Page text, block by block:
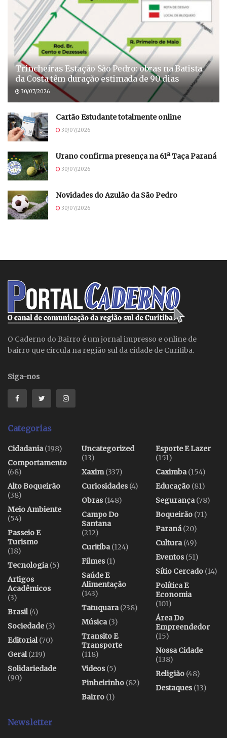
Trincheiras Estação São Pedro: obras na Batista
da Costa têm duração estimada de 90 dias
30/07/2026
Cartão Estudante totalmente online
30/07/2026
Urano confirma presença na 61ª Taça Paraná
30/07/2026
Novidades do Azulão da São Pedro
30/07/2026
O Caderno do Bairro é um jornal impresso e online de
bairro que circula na região sul da cidade de Curitiba.
Siga-nos
Categorias
Cidadania(198)
Comportamento
(68)
Alto Boqueirão
(38)
Meio Ambiente
(54)
Passeio E
Turismo
(18)
Tecnologia(5)
Artigos
Acadêmicos
(3)
Brasil(4)
Sociedade(3)
Editorial(70)
Geral(219)
Solidariedade
(90)
Uncategorized
(13)
Xaxim(337)
Curiosidades(4)
Obras(148)
Campo Do
Santana
(212)
Curitiba(124)
Filmes(1)
Saúde E
Alimentação
(143)
Tatuquara(238)
Música(3)
Transito E
Transporte
(118)
Videos(5)
Pinheirinho (82)
Bairro (1)
Esporte E Lazer
(151)
Caximba(154)
Educação (81)
Segurança(78)
Boqueirão (71)
Paraná(20)
Cultura(49)
Eventos(51)
Sítio Cercado (14)
Política E
Economia
(101)
Área Do
Empreendedor
(15)
Nossa Cidade
(138)
Religião (48)
Destaques(13)
Newsletter